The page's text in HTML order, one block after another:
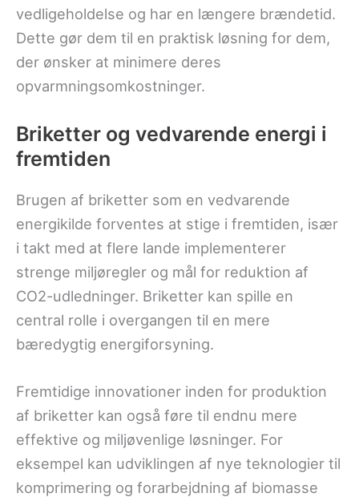
vedligeholdelse og har en længere brændetid.
Dette gør dem til en praktisk løsning for dem,
der ønsker at minimere deres
opvarmningsomkostninger.
Briketter og vedvarende energi i
fremtiden
Brugen af briketter som en vedvarende
energikilde forventes at stige i fremtiden, især
i takt med at flere lande implementerer
strenge miljøregler og mål for reduktion af
CO2-udledninger. Briketter kan spille en
central rolle i overgangen til en mere
bæredygtig energiforsyning.
Fremtidige innovationer inden for produktion
af briketter kan også føre til endnu mere
effektive og miljøvenlige løsninger. For
eksempel kan udviklingen af nye teknologier til
komprimering og forarbejdning af biomasse